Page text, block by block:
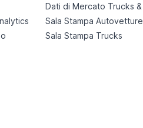
Sala Stampa Autovetture
Sala Stampa Trucks